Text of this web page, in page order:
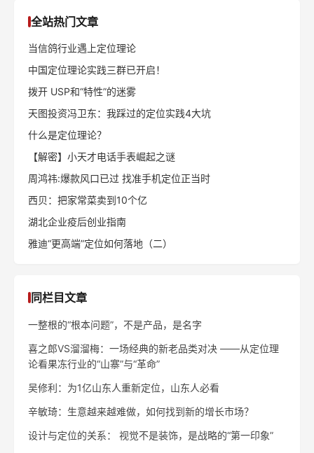
全站热门文章
当信鸽行业遇上定位理论
中国定位理论实践三群已开启！
拨开 USP和“特性”的迷雾
天图投资冯卫东：我踩过的定位实践4大坑
什么是定位理论？
【解密】小天才电话手表崛起之谜
周鸿祎:爆款风口已过 找准手机定位正当时
西贝：把家常菜卖到10个亿
湖北企业疫后创业指南
雅迪“更高端”定位如何落地（二）
同栏目文章
一整根的“根本问题”，不是产品，是名字
喜之郎VS溜溜梅：一场经典的新老品类对决 ——从定位理
论看果冻行业的“山寨”与“革命”
吴修利：为1亿山东人重新定位，山东人必看
辛敏琦：生意越来越难做，如何找到新的增长市场？
设计与定位的关系： 视觉不是装饰，是战略的“第一印象”